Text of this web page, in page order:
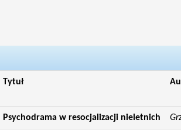
Tytuł
Psychodrama w resocjalizacji nieletnich